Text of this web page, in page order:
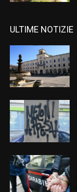
ULTIME NOTIZIE